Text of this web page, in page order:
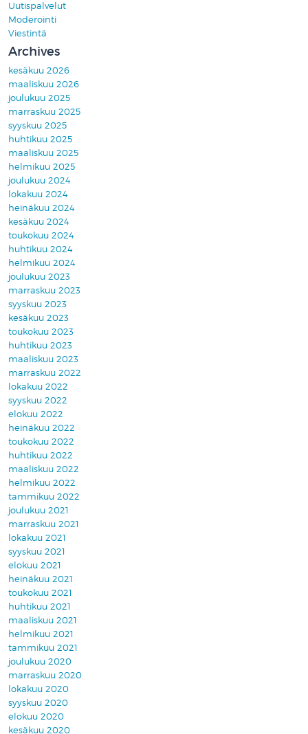
Uutispalvelut
Moderointi
Viestintä
Archives
kesäkuu 2026
maaliskuu 2026
joulukuu 2025
marraskuu 2025
syyskuu 2025
huhtikuu 2025
maaliskuu 2025
helmikuu 2025
joulukuu 2024
lokakuu 2024
heinäkuu 2024
kesäkuu 2024
toukokuu 2024
huhtikuu 2024
helmikuu 2024
joulukuu 2023
marraskuu 2023
syyskuu 2023
kesäkuu 2023
toukokuu 2023
huhtikuu 2023
maaliskuu 2023
marraskuu 2022
lokakuu 2022
syyskuu 2022
elokuu 2022
heinäkuu 2022
toukokuu 2022
huhtikuu 2022
maaliskuu 2022
helmikuu 2022
tammikuu 2022
joulukuu 2021
marraskuu 2021
lokakuu 2021
syyskuu 2021
elokuu 2021
heinäkuu 2021
toukokuu 2021
huhtikuu 2021
maaliskuu 2021
helmikuu 2021
tammikuu 2021
joulukuu 2020
marraskuu 2020
lokakuu 2020
syyskuu 2020
elokuu 2020
kesäkuu 2020